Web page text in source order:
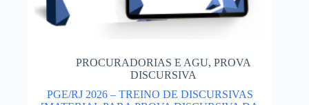
PROCURADORIAS E AGU,PROVA
DISCURSIVA
PGE/RJ 2026 – TREINO DE DISCURSIVAS